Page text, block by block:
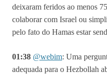
deixaram feridos ao menos
colaborar com Israel ou
pelo fato do Hamas estar
01:38 @webim: Uma
adequada para o Hezbollah